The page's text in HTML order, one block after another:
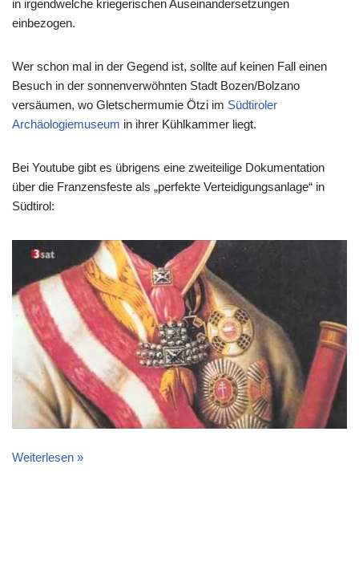
in irgendwelche kriegerischen Auseinandersetzungen
einbezogen.
Wer schon mal in der Gegend ist, sollte auf keinen Fall einen
Besuch in der sonnenverwöhnten Stadt Bozen/Bolzano
versäumen, wo Gletschermumie Ötzi im Südtiroler
Archäologiemuseum in ihrer Kühlkammer liegt.
Bei Youtube gibt es übrigens eine zweiteilige Dokumentation
über die Franzensfeste als „perfekte Verteidigungsanlage“ in
Südtirol:
Weiterlesen »